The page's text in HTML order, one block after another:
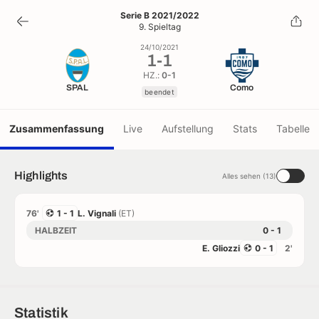
1-1
beendet
Serie B 2021/2022
9. Spieltag
SPAL
24/10/2021
1-1
HZ.: 0-1
beendet Como
Zusammenfassung Live Aufstellung Stats Tabelle
Highlights Alles sehen (13)
76' 1 - 1 L. Vignali (ET)
HALBZEIT
0 - 1
2'
0 - 1
E. Gliozzi
Statistik